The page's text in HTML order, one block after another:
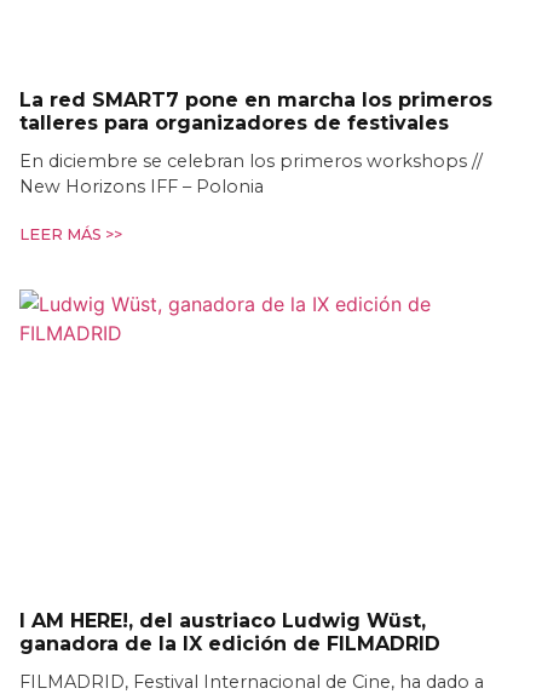
La red SMART7 pone en marcha los primeros
talleres para organizadores de festivales
En diciembre se celebran los primeros workshops //
New Horizons IFF – Polonia
LEER MÁS >>
I AM HERE!, del austriaco Ludwig Wüst,
ganadora de la IX edición de FILMADRID
FILMADRID, Festival Internacional de Cine, ha dado a